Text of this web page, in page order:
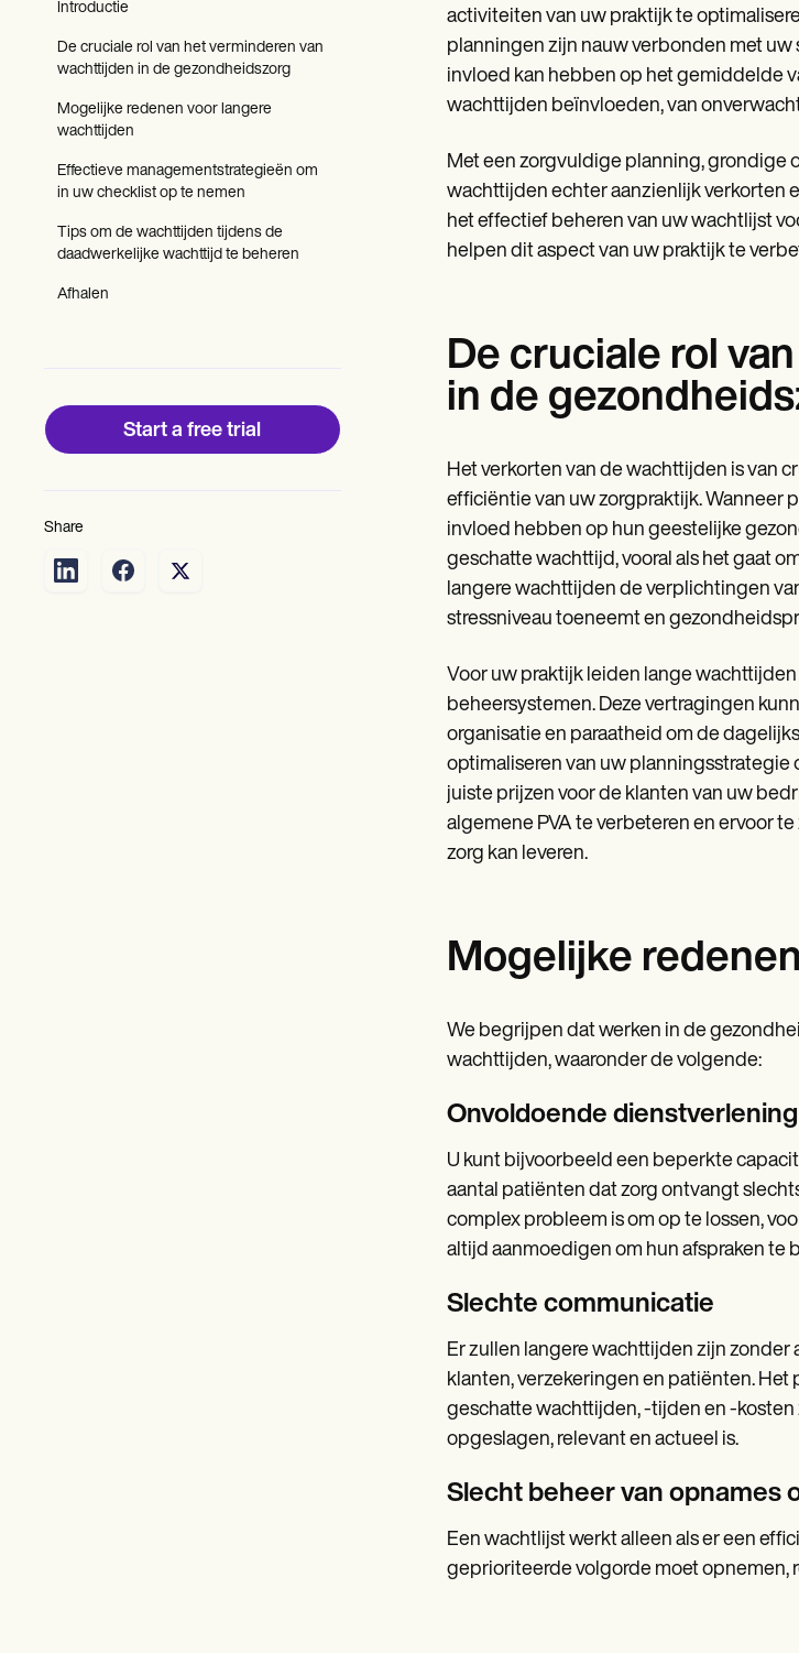
Procedure Codes
Superbill-sjabloon
Sjabloon voor behandelplan
Informed Consent Form
DAR Note Template
Patient Visit Summary Template
Help Center
Webinars
Get started
Introductie
De cruciale rol van het verminderen van
wachttijden in de gezondheidszorg
Mogelijke redenen voor langere
wachttijden
Effectieve managementstrategieën om
in uw checklist op te nemen
Tips om de wachttijden tijdens de
daadwerkelijke wachttijd te beheren
Afhalen
Start a free trial
Share
activiteiten van uw praktijk te
planningen zijn nauw verbonden met uw
invloed kan hebben op het gemiddelde
wachttijden beïnvloeden, van
Met een zorgvuldige planning, grondige
wachttijden echter aanzienlijk verkorten
het effectief beheren van uw wachtlijst
helpen dit aspect van uw praktijk te
De cruciale rol
in de
Het verkorten van de wachttijden is van
efficiëntie van uw zorgpraktijk. Wanneer
invloed hebben op hun geestelijke
geschatte wachttijd, vooral als het gaat
langere wachttijden de verplichtingen
stressniveau toeneemt en
Voor uw praktijk leiden lange
beheersystemen. Deze vertragingen
organisatie en paraatheid om de
optimaliseren van uw planningsstrategie
juiste prijzen voor de klanten van uw
algemene PVA te verbeteren en ervoor
zorg kan leveren.
Mogelijke
We begrijpen dat werken in de
wachttijden, waaronder de volgende:
Onvoldoende dienstverlening
U kunt bijvoorbeeld een beperkte
aantal patiënten dat zorg ontvangt
complex probleem is om op te lossen,
altijd aanmoedigen om hun afspraken te
Slechte communicatie
Er zullen langere wachttijden zijn
klanten, verzekeringen en patiënten.
geschatte wachttijden, -tijden en -kosten
opgeslagen, relevant en actueel is.
Slecht beheer van opnames
Een wachtlijst werkt alleen als er een
geprioriteerde volgorde moet opnemen,